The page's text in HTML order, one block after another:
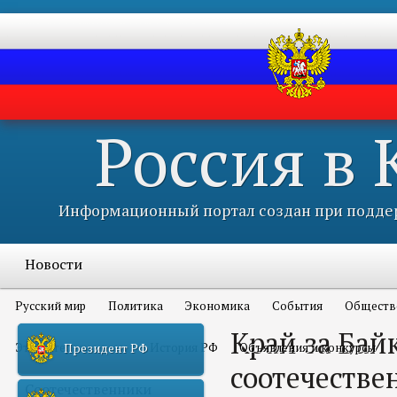
Россия в
Информационный портал создан при
Новости
Русский мир Политика Экономика События
Это интересно всем История РФ Объявления и конкурсы
Соотечественники
Президент РФ
Край за